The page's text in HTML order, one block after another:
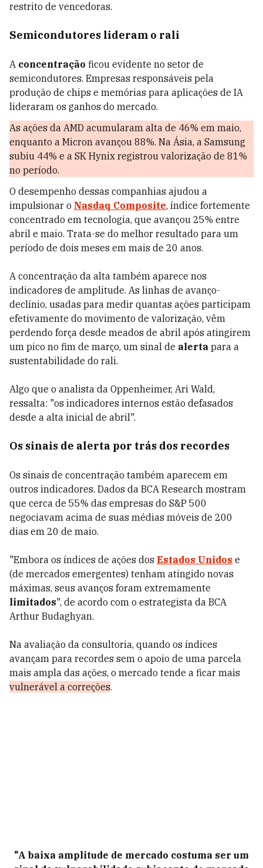
restrito de vencedoras.
Semicondutores lideram o rali
A concentração ficou evidente no setor de
semicondutores. Empresas responsáveis pela
produção de chips e memórias para aplicações de IA
lideraram os ganhos do mercado.
As ações da AMD acumularam alta de 46% em maio,
enquanto a Micron avançou 88%. Na Ásia, a Samsung
subiu 44% e a SK Hynix registrou valorização de 81%
no período.
O desempenho dessas companhias ajudou a
impulsionar o Nasdaq Composite, índice fortemente
concentrado em tecnologia, que avançou 25% entre
abril e maio. Trata-se do melhor resultado para um
período de dois meses em mais de 20 anos.
A concentração da alta também aparece nos
indicadores de amplitude. As linhas de avanço-
declínio, usadas para medir quantas ações participam
efetivamente do movimento de valorização, vêm
perdendo força desde meados de abril após atingirem
um pico no fim de março, um sinal de alerta para a
sustentabilidade do rali.
Algo que o analista da Oppenheimer, Ari Wald,
ressalta: "os indicadores internos estão defasados ​​
desde a alta inicial de abril".
Os sinais de alerta por trás dos recordes
Os sinais de concentração também aparecem em
outros indicadores. Dados da BCA Research mostram
que cerca de 55% das empresas do S&P 500
negociavam acima de suas médias móveis de 200
dias em 20 de maio.
"Embora os índices de ações dos Estados Unidos e
(de mercados emergentes) tenham atingido novas
máximas, seus avanços foram extremamente
limitados", de acordo com o estrategista da BCA
Arthur Budaghyan.
Na avaliação da consultoria, quando os índices
avançam para recordes sem o apoio de uma parcela
mais ampla das ações, o mercado tende a ficar mais
vulnerável a correções.
"A baixa amplitude de mercado costuma ser um